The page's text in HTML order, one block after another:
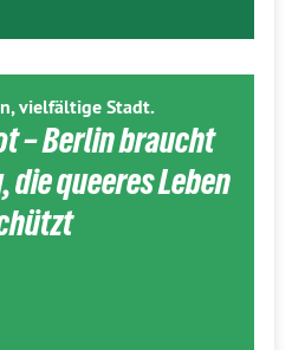
vielfältige Stadt.
– Berlin braucht
die queeres Leben